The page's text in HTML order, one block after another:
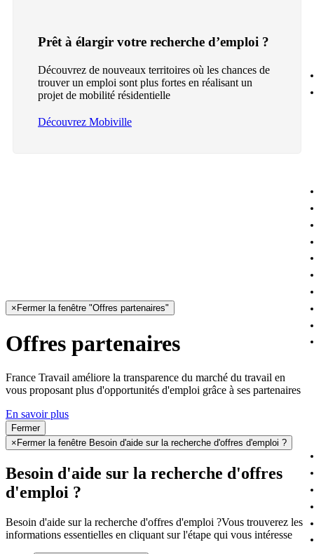
Prêt à élargir votre recherche d’emploi ?
Découvrez de nouveaux territoires où les chances de
trouver un emploi sont plus fortes en réalisant un
projet de mobilité résidentielle
Découvrez Mobiville
× Fermer la fenêtre "Offres partenaires"
Offres partenaires
France Travail améliore la transparence du marché du travail en
vous proposant plus d'opportunités d'emploi grâce à ses partenaires
En savoir plus
Fermer
× Fermer la fenêtre Besoin d'aide sur la recherche d'offres d'emploi ?
Besoin d'aide sur la recherche d'offres
d'emploi ?
Besoin d'aide sur la recherche d'offres d'emploi ?Vous trouverez les
informations essentielles en cliquant sur l'étape qui vous intéresse